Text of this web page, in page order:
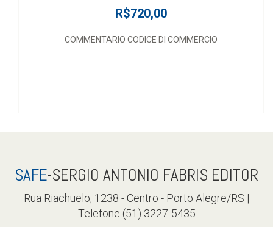
R$720,00
COMMENTARIO CODICE DI COMMERCIO
SAFE-SERGIO ANTONIO FABRIS EDITOR
Rua Riachuelo, 1238 - Centro - Porto Alegre/RS |
Telefone (51) 3227-5435